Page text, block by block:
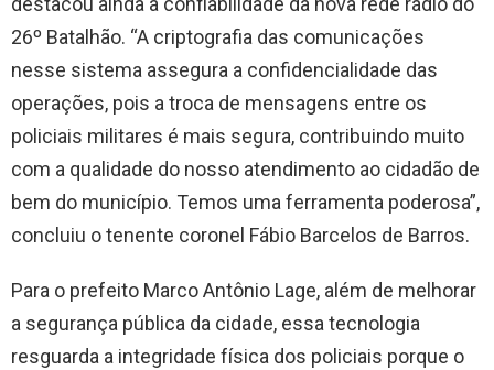
26º Batalhão. “A criptografia das comunicações
nesse sistema assegura a confidencialidade das
operações, pois a troca de mensagens entre os
policiais militares é mais segura, contribuindo muito
com a qualidade do nosso atendimento ao cidadão de
bem do município. Temos uma ferramenta poderosa”,
concluiu o tenente coronel Fábio Barcelos de Barros.
Para o prefeito Marco Antônio Lage, além de melhorar
a segurança pública da cidade, essa tecnologia
resguarda a integridade física dos policiais porque o